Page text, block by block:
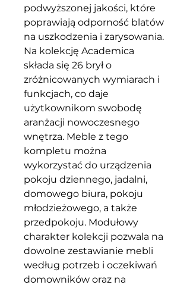
podwyższonej jakości, które
poprawiają odporność blatów
na uszkodzenia i zarysowania.
Na kolekcję Academica
składa się 26 brył o
zróżnicowanych wymiarach i
funkcjach, co daje
użytkownikom swobodę
aranżacji nowoczesnego
wnętrza. Meble z tego
kompletu można
wykorzystać do urządzenia
pokoju dziennego, jadalni,
domowego biura, pokoju
młodzieżowego, a także
przedpokoju. Modułowy
charakter kolekcji pozwala na
dowolne zestawianie mebli
według potrzeb i oczekiwań
domowników oraz na